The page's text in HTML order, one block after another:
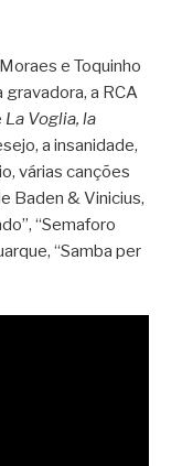
e Toquinho
gravadora, a RCA
La Voglia, la
a insanidade,
várias canções
Baden & Vinicius,
“Semaforo
“Samba per